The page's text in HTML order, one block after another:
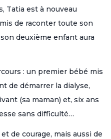
Tatia est à nouveau
de raconter toute son
deuxième enfant aura
: un premier bébé mis
de démarrer la dialyse,
(sa maman) et, six ans
sans difficulté…
de courage, mais aussi de